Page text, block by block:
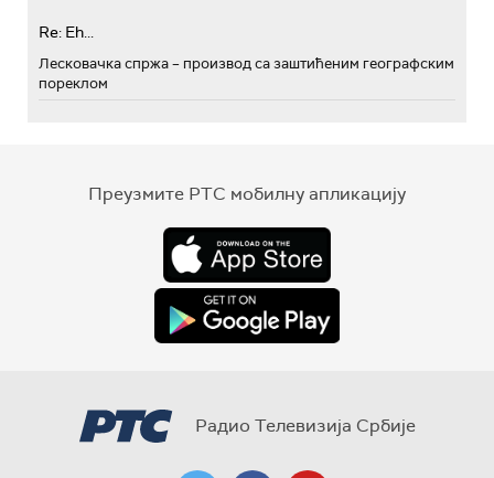
Re: Eh...
Лесковачка спржа – производ са заштићеним географским
пореклом
Преузмите РТС мобилну апликацију
Радио Телевизија Србије